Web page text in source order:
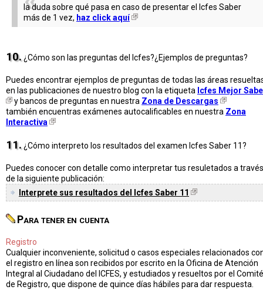
la duda sobre qué pasa en caso de presentar el Icfes Saber
más de 1 vez, haz click aquí
10.¿Cómo son las preguntas del Icfes?¿Ejemplos de preguntas?
Puedes encontrar ejemplos de preguntas de todas las áreas
en las publicaciones de nuestro blog con la etiqueta Icfes Mejor
y bancos de preguntas en nuestra Zona de Descargas
también encuentras exámenes autocalificables en nuestra Zona
Interactiva
11.¿Cómo interpreto los resultados del examen Icfes Saber 11?
Puedes conocer con detalle como interpretar tus resuletados a través
de la siguiente publicación:
Interprete sus resultados del Icfes Saber 11
Para tener en cuenta
Registro
Cualquier inconveniente, solicitud o casos especiales relacionados
el registro en línea son recibidos por escrito en la Oficina de Atención
Integral al Ciudadano del ICFES, y estudiados y resueltos por el Comité
de Registro, que dispone de quince días hábiles para dar respuesta.